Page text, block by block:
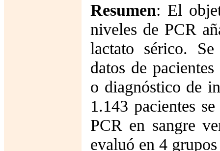
Resumen: El
niveles de PCR
lactato sérico.
datos de
o diagnóstico de
1.143 pacientes
PCR en sangre
evaluó en 4